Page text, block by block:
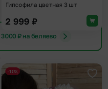
Гипсофила цветная 3 шт
2 999 ₽
₽ на беляево
в избранное
-10%